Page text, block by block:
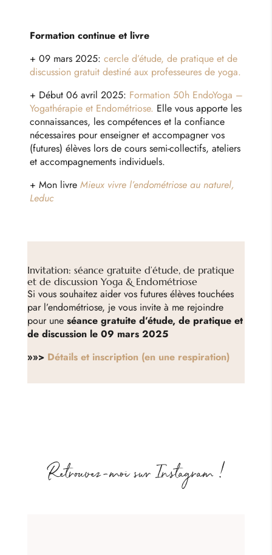
Formation continue et livre
+ 09 mars 2025: cercle d’étude, de pratique et de
discussion gratuit destiné aux professeures de yoga.
+ Début 06 avril 2025: Formation 50h EndoYoga –
Yogathérapie et Endométriose. Elle vous apporte les
connaissances, les compétences et la confiance
nécessaires pour enseigner et accompagner vos
(futures) élèves lors de cours semi-collectifs, ateliers
et accompagnements individuels.
+ Mon livre Mieux vivre l’endométriose au naturel,
Leduc
Invitation: séance gratuite d’étude, de pratique
et de discussion Yoga & Endométriose
Si vous souhaitez aider vos futures élèves touchées
par l’endométriose, je vous invite à me rejoindre
pour une séance gratuite d’étude, de pratique et
de discussion le 09 mars 2025
»»> Détails et inscription (en une respiration)
Retrouvez-moi sur Instagram !